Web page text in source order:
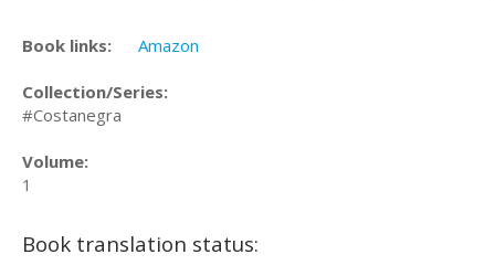
Book links: Amazon
Collection/Series:
#Costanegra
Volume:
1
Book translation status: